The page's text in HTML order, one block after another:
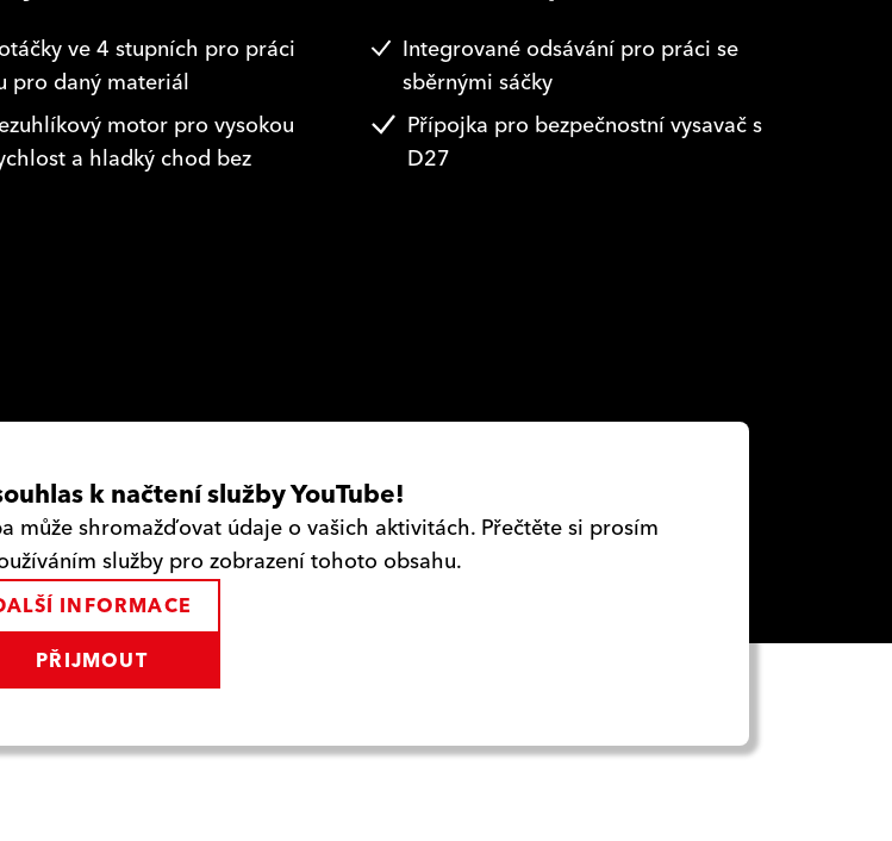
ve 4 stupních pro práci
pro daný materiál
motor pro vysokou
a hladký chod bez
Integrované odsávání pro práci se
sběrnými sáčky
Přípojka pro bezpečnostní vysavač s
D27
k načtení služby YouTube!
může shromažďovat údaje o vašich aktivitách. Přečtěte si prosím
služby pro zobrazení tohoto obsahu.
INFORMACE
PŘIJMOUT